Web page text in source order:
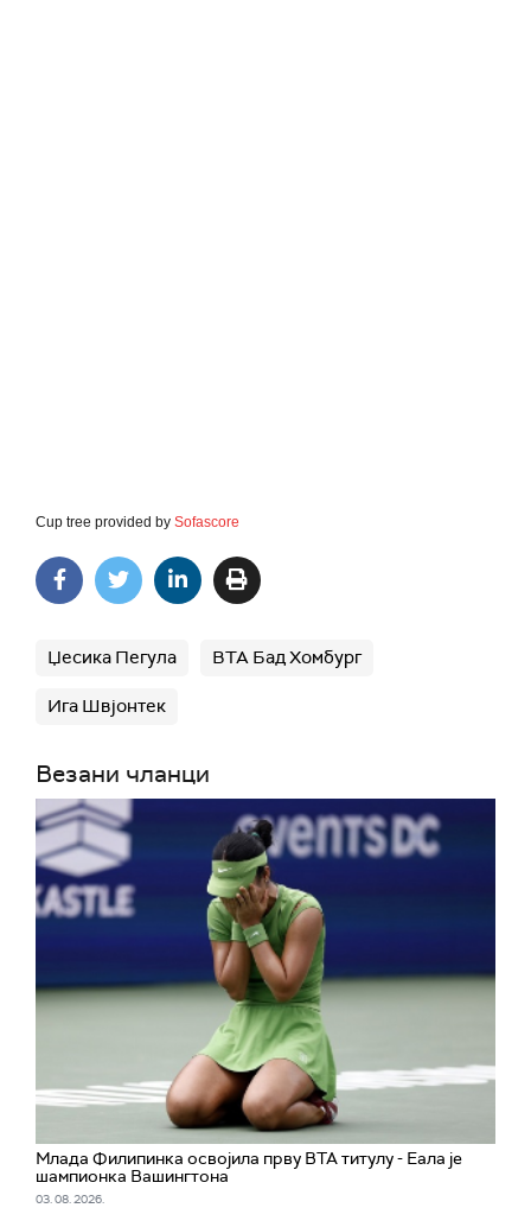
Cup tree provided by Sofascore
Џесика Пегула ВТА Бад Хомбург
Ига Швјонтек
Везани чланци
Млада Филипинка освојила прву ВТА титулу - Еала је
шампионка Вашингтона
03. 08. 2026.